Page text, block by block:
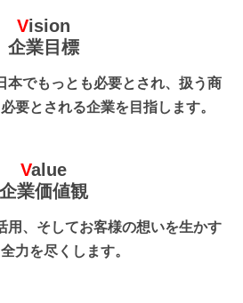
Vision
企業目標
本でも っと も必要と され、 扱う商
必要と される企業を 目 指し ます。
Value
企業価値観
用 、 そしてお客様の想いを生かす
全力を尽 く し ます。